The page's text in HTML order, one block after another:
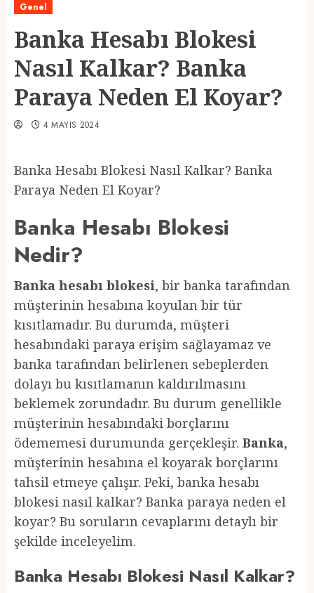
Genel
Banka Hesabı Blokesi
Nasıl Kalkar? Banka
Paraya Neden El Koyar?
4 MAYIS 2024
Banka Hesabı Blokesi Nasıl Kalkar? Banka
Paraya Neden El Koyar?
Banka Hesabı Blokesi
Nedir?
Banka hesabı blokesi, bir banka tarafından
müşterinin hesabına koyulan bir tür
kısıtlamadır. Bu durumda, müşteri
hesabındaki paraya erişim sağlayamaz ve
banka tarafından belirlenen sebeplerden
dolayı bu kısıtlamanın kaldırılmasını
beklemek zorundadır. Bu durum genellikle
müşterinin hesabındaki borçlarını
ödememesi durumunda gerçekleşir. Banka,
müşterinin hesabına el koyarak borçlarını
tahsil etmeye çalışır. Peki, banka hesabı
blokesi nasıl kalkar? Banka paraya neden el
koyar? Bu soruların cevaplarını detaylı bir
şekilde inceleyelim.
Banka Hesabı Blokesi Nasıl Kalkar?